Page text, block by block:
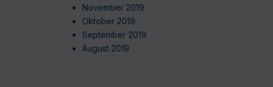
November 2019
Oktober 2019
September 2019
August 2019